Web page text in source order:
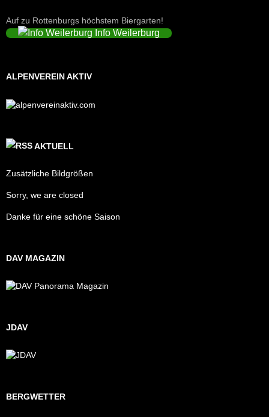
Auf zu Rottenburgs höchstem Biergarten!
Info Weilerburg
ALPENVEREIN AKTIV
AKTUELL
Zusätzliche Bildgrößen
Sorry, we are closed
Danke für eine schöne Saison
DAV MAGAZIN
JDAV
BERGWETTER